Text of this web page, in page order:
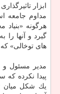
ابزار
مداوم جامعه
هرگونه «بنیاد
گیرد و آنها
های توخالی» كه
مدیر مسئول و
پیدا نكرده كه
یك شكل میان